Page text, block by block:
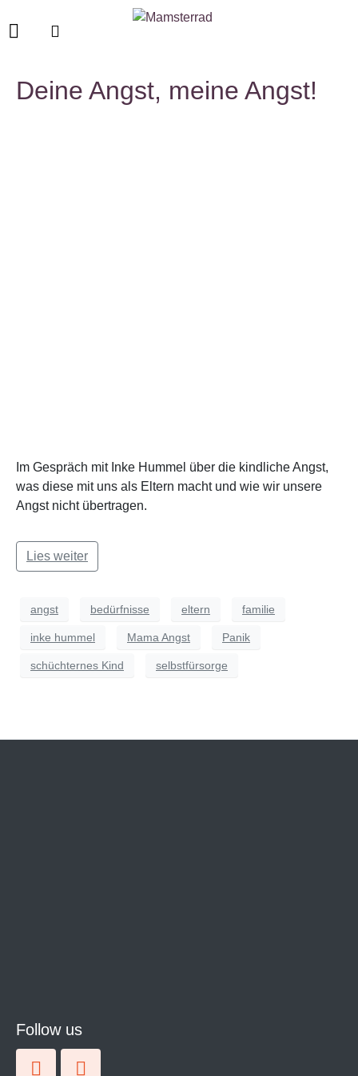
Deine Angst, meine Angst!
Im Gespräch mit Inke Hummel über die kindliche Angst,
was diese mit uns als Eltern macht und wie wir unsere
Angst nicht übertragen.
Lies weiter
angst bedürfnisse eltern familie
inke hummel Mama Angst Panik
schüchternes Kind selbstfürsorge
Follow us